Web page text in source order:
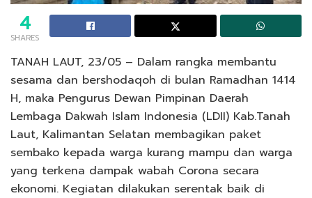
4
SHARES
TANAH LAUT, 23/05 – Dalam rangka membantu
sesama dan bershodaqoh di bulan Ramadhan 1414
H, maka Pengurus Dewan Pimpinan Daerah
Lembaga Dakwah Islam Indonesia (LDII) Kab.Tanah
Laut, Kalimantan Selatan membagikan paket
sembako kepada warga kurang mampu dan warga
yang terkena dampak wabah Corona secara
ekonomi. Kegiatan dilakukan serentak baik di